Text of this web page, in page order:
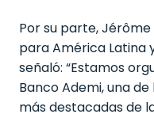
Por su parte, Jérôme
para América Latina
señaló: “Estamos
Banco Ademi, una
más destacadas de